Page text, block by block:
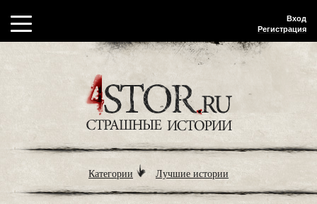
Вход
Регистрация
Категории Лучшие истории